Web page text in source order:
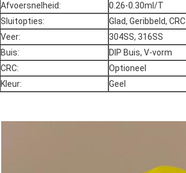
Afvoersnelheid:
0.26-0.30ml/T
Sluitopties:
Glad, Geribbeld, CRC
Veer:
304SS, 316SS
Buis:
DIP Buis, V-vorm
CRC:
Optioneel
Kleur:
Geel